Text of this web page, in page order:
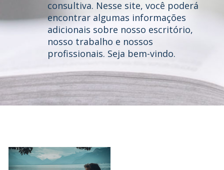
Home
Quem somos
Áreas de Atuação
Profissionais
Contato
consultiva. Nesse site, você poderá
encontrar algumas informações
adicionais sobre nosso escritório,
nosso trabalho e nossos
profissionais. Seja bem-vindo.